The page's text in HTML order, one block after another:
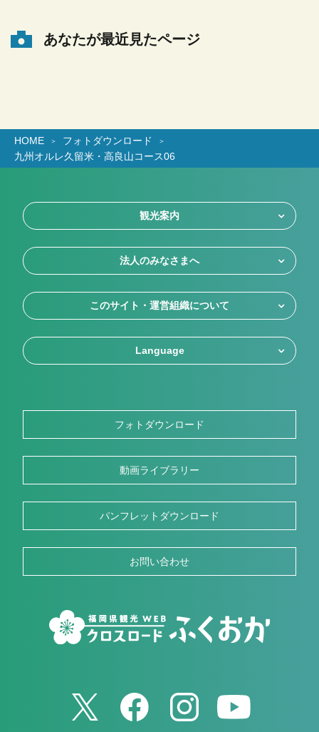
あなたが最近見たページ
HOME
フォトダウンロード
九州オルレ久留米・高良山コース06
観光案内
法人のみなさまへ
このサイト・運営組織について
Language
フォトダウンロード
動画ライブラリー
パンフレットダウンロード
お問い合わせ